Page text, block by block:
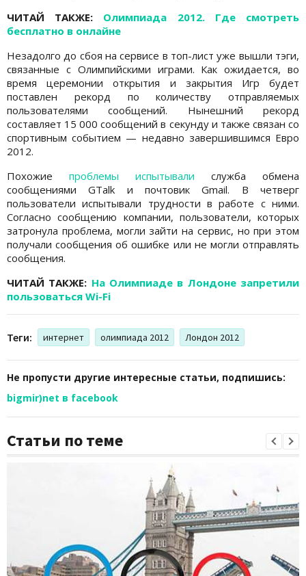
ЧИТАЙ ТАКЖЕ: Олимпиада 2012. Где смотреть
бесплатно в онлайне
Незадолго до сбоя на сервисе в топ-лист уже вышли тэги,
связанные с Олимпийскими играми. Как ожидается, во
время церемонии открытия и закрытия Игр будет
поставлен рекорд по количеству отправляемых
пользователями сообщений. Нынешний рекорд
составляет 15 000 сообщений в секунду и также связан со
спортивным событием — недавно завершившимся Евро
2012.
Похожие проблемы испытывали служба обмена
сообщениями GTalk и почтовик Gmail. В четверг
пользователи испытывали трудности в работе с ними.
Согласно сообщению компании, пользователи, которых
затронула проблема, могли зайти на сервис, но при этом
получали сообщения об ошибке или не могли отправлять
сообщения.
ЧИТАЙ ТАКЖЕ: На Олимпиаде в Лондоне запретили
пользоваться Wi-Fi
Теги: интернет олимпиада 2012 Лондон 2012
Не пропусти другие интересные статьи, подпишись:
bigmir)net в facebook
Статьи по теме